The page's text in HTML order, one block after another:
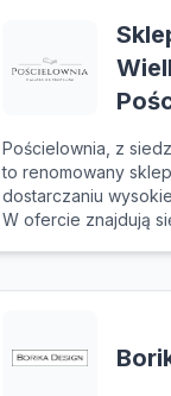
Pościelownia, z
to renomowany
dostarczaniu
W ofercie znajdują